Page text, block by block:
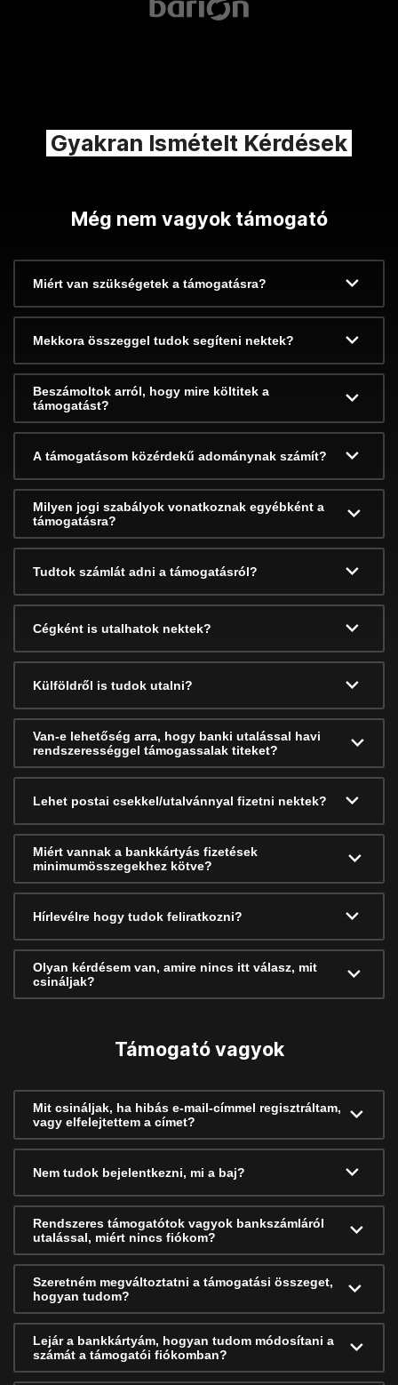
Gyakran Ismételt Kérdések
Még nem vagyok támogató
Miért van szükségetek a támogatásra?
Mekkora összeggel tudok segíteni nektek?
Beszámoltok arról, hogy mire költitek a
támogatást?
A támogatásom közérdekű adománynak számít?
Milyen jogi szabályok vonatkoznak egyébként a
támogatásra?
Tudtok számlát adni a támogatásról?
Cégként is utalhatok nektek?
Külföldről is tudok utalni?
Van-e lehetőség arra, hogy banki utalással havi
rendszerességgel támogassalak titeket?
Lehet postai csekkel/utalvánnyal fizetni nektek?
Miért vannak a bankkártyás fizetések
minimumösszegekhez kötve?
Hírlevélre hogy tudok feliratkozni?
Olyan kérdésem van, amire nincs itt válasz, mit
csináljak?
Támogató vagyok
Mit csináljak, ha hibás e-mail-címmel regisztráltam,
vagy elfelejtettem a címet?
Nem tudok bejelentkezni, mi a baj?
Rendszeres támogatótok vagyok bankszámláról
utalással, miért nincs fiókom?
Szeretném megváltoztatni a támogatási összeget,
hogyan tudom?
Lejár a bankkártyám, hogyan tudom módosítani a
számát a támogatói fiókomban?